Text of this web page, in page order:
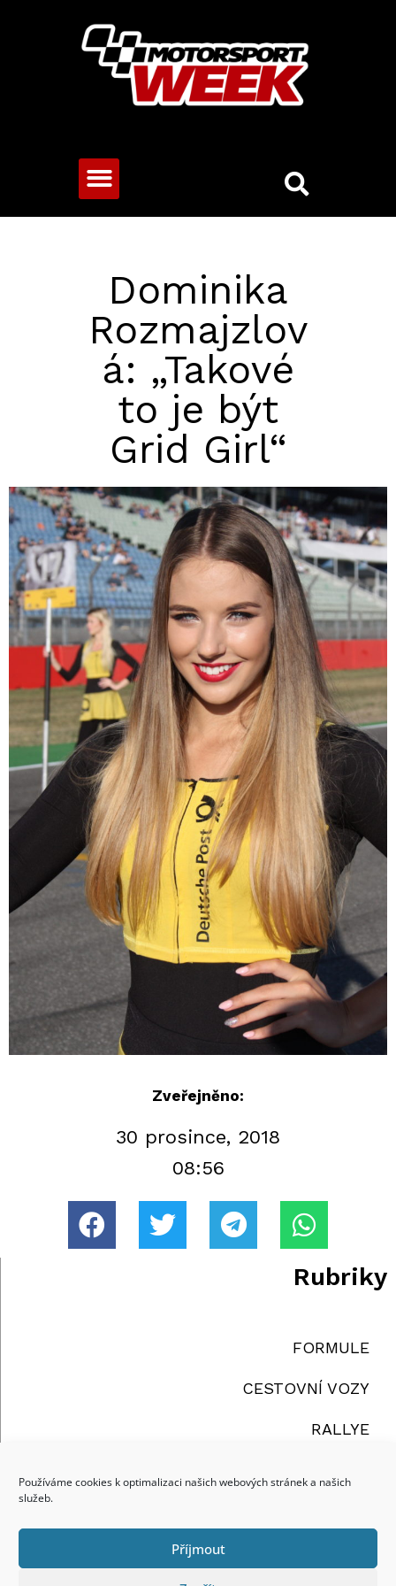
Používáme cookies k optimalizaci našich webových stránek a našich
služeb.
Příjmout
Dominika
Rozmajzlov
á: „Takové
to je být
Grid Girl“
Zveřejněno:
30 prosince, 2018
08:56
Rubriky
FORMULE
CESTOVNÍ VOZY
RALLYE